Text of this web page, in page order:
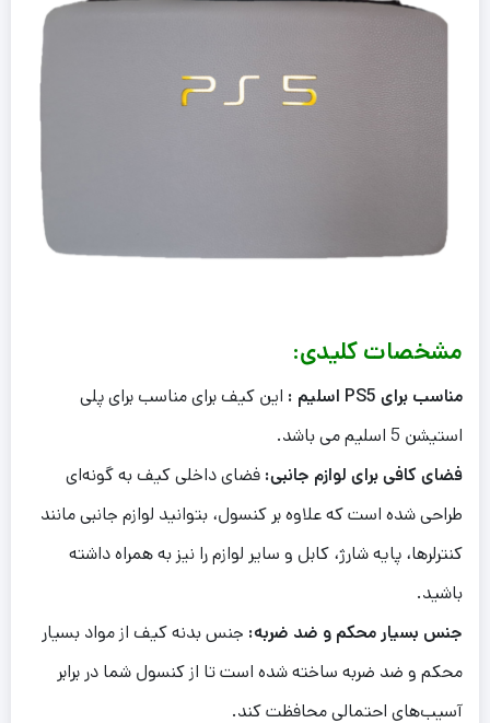
مشخصات کلیدی:
مناسب برای PS5 اسلیم :
این کیف برای مناسب برای پلی
استیشن 5 اسلیم می باشد.
فضای کافی برای لوازم جانبی: فضای داخلی کیف به گونه‌ای
طراحی شده است که علاوه بر کنسول، بتوانید لوازم جانبی مانند
کنترلرها، پایه شارژ، کابل و سایر لوازم را نیز به همراه داشته
باشید.
جنس بسیار محکم و ضد ضربه: جنس بدنه کیف از مواد بسیار
محکم و ضد ضربه ساخته شده است تا از کنسول شما در برابر
آسیب‌های احتمالی محافظت کند.